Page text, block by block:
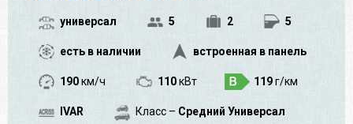
универсал 5 2 5
есть в наличии встроенная в панель
190км/ч 110кВт 119г/км
IVAR Класс – Средний Универсал